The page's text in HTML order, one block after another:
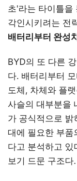
초'라는 타이틀을
각인시키려는 전
배터리부터 완성
BYD의 또 다른
다. 배터리부터
도체, 차체와 플
사슬의 대부분을
가 공식적으로
대에 필요한 부
다고 분석하고 있
보기 드문 구조다.